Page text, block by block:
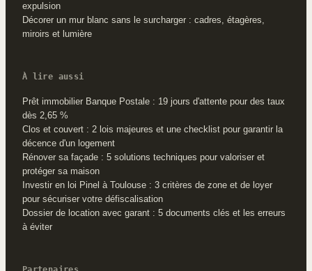
expulsion
Décorer un mur blanc sans le surcharger : cadres, étagères,
miroirs et lumière
À lire aussi
Prêt immobilier Banque Postale : 19 jours d'attente pour des taux
dès 2,65 %
Clos et couvert : 2 lois majeures et une checklist pour garantir la
décence d'un logement
Rénover sa façade : 5 solutions techniques pour valoriser et
protéger sa maison
Investir en loi Pinel à Toulouse : 3 critères de zone et de loyer
pour sécuriser votre défiscalisation
Dossier de location avec garant : 5 documents clés et les erreurs
à éviter